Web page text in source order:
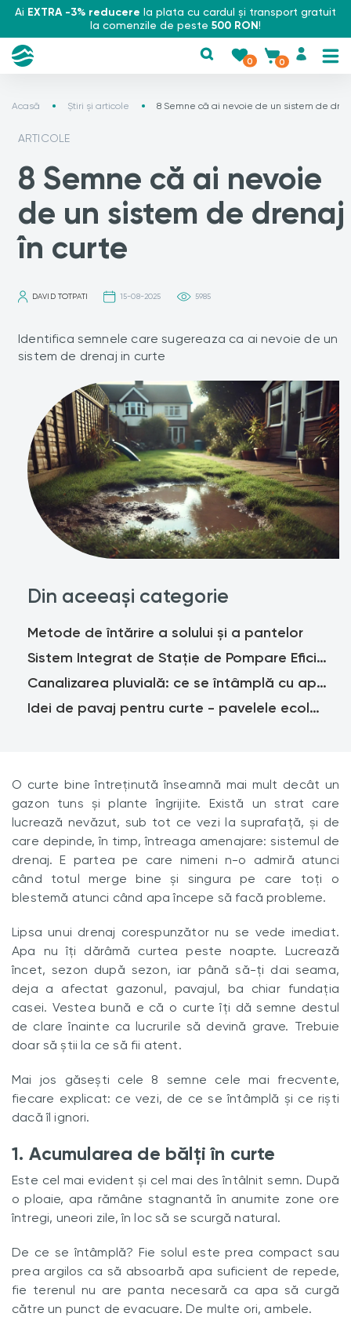
Ai EXTRA -3% reducere la plata cu cardul și transport gratuit
la comenzile de peste 500 RON!
0 0
Acasă Știri și articole 8 Semne că ai nevoie de un sistem de
ARTICOLE
8 Semne că ai nevoie
de un sistem de drenaj
în curte
DAVID TOTPATI 15-08-2025 5985
Identifica semnele care sugereaza ca ai nevoie de un
sistem de drenaj in curte
Din aceeași categorie
Metode de întărire a solului și a pantelor
Sistem Integrat de Stație de Pompare Eficient Energetic - Lansare la EXPO 2020 DUBAI
Canalizarea pluvială: ce se întâmplă cu apa de ploaie și cum se poate colecta?
Idei de pavaj pentru curte - pavelele ecologice
O curte bine întreținută înseamnă mai mult decât un
gazon tuns și plante îngrijite. Există un strat care
lucrează nevăzut, sub tot ce vezi la suprafață, și de
care depinde, în timp, întreaga amenajare: sistemul de
drenaj. E partea pe care nimeni n-o admiră atunci
când totul merge bine și singura pe care toți o
blestemă atunci când apa începe să facă probleme.
Lipsa unui drenaj corespunzător nu se vede imediat.
Apa nu îți dărâmă curtea peste noapte. Lucrează
încet, sezon după sezon, iar până să-ți dai seama,
deja a afectat gazonul, pavajul, ba chiar fundația
casei. Vestea bună e că o curte îți dă semne destul
de clare înainte ca lucrurile să devină grave. Trebuie
doar să știi la ce să fii atent.
Mai jos găsești cele 8 semne cele mai frecvente,
fiecare explicat: ce vezi, de ce se întâmplă și ce riști
dacă îl ignori.
1. Acumularea de bălți în curte
Este cel mai evident și cel mai des întâlnit semn. După
o ploaie, apa rămâne stagnantă în anumite zone ore
întregi, uneori zile, în loc să se scurgă natural.
De ce se întâmplă? Fie solul este prea compact sau
prea argilos ca să absoarbă apa suficient de repede,
fie terenul nu are panta necesară ca apa să curgă
către un punct de evacuare. De multe ori, ambele.